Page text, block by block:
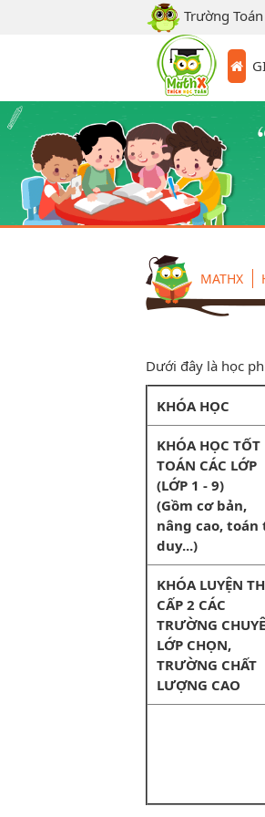
Trường
MATHX
Dưới đây là học
KHÓA HỌC
KHÓA HỌC TỐT
TOÁN CÁC LỚP
(LỚP 1 - 9)
(Gồm cơ bản,
nâng cao, toán
duy...)
KHÓA LUYỆN
CẤP 2 CÁC
TRƯỜNG
LỚP CHỌN,
TRƯỜNG CHẤT
LƯỢNG CAO